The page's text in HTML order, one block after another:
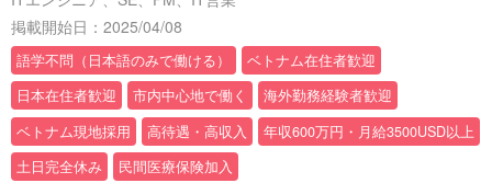
掲載開始日：2025/04/08
語学不問（日本語のみで働ける）
ベトナム在住者歓迎
日本在住者歓迎
市内中心地で働く
海外勤務経験者歓迎
ベトナム現地採用
高待遇・高収入
年収600万円・月給3500USD以上
土日完全休み
民間医療保険加入